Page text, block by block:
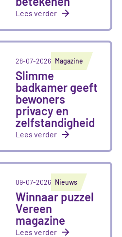
Lees verder
Slimme
badkamer geeft
bewoners
privacy en
zelfstandigheid
28-07-2026 Magazine
Lees verder
Winnaar puzzel
Vereen
magazine
09-07-2026 Nieuws
Lees verder